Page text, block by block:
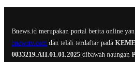
Bnews.id merupakan portal berita online
bnewstv.com dan telah terdaftar pada
0033219.AH.01.01.2025 dibawah naungan